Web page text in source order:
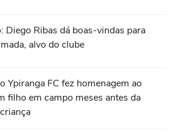
Diego Ribas dá boas-vindas para
alvo do clube
Ypiranga FC fez homenagem ao
filho em campo meses antes da